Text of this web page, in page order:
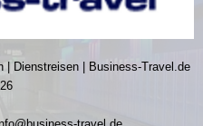
Dienstreisen | Business-Travel.de